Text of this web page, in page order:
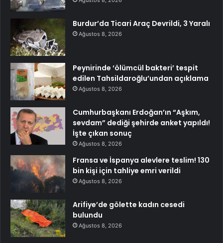
Burdur’da Ticari Araç Devrildi, 3 Yaralı
Ağustos 8, 2026
Peynirinde ‘ölümcül bakteri’ tespit
edilen Tahsildaroğlu’undan açıklama
Ağustos 8, 2026
Cumhurbaşkanı Erdoğan’ın “Aşkım,
sevdam” dediği şehirde anket yapıldı!
İşte çıkan sonuç
Ağustos 8, 2026
Fransa ve İspanya alevlere teslim! 130
bin kişi için tahliye emri verildi
Ağustos 8, 2026
Arifiye’de gölette kadın cesedi
bulundu
Ağustos 8, 2026